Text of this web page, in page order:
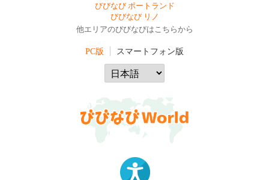
びびなび ポートランド
びびなび リノ
他エリアのびびなびはこちらから
PC版 スマートフォン版